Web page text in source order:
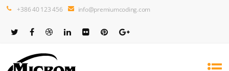
+386 40 123 456 info@premiumcoding.com